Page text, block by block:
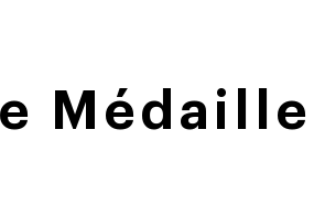
Médaille